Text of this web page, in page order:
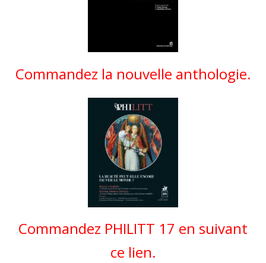
Commandez la nouvelle anthologie.
Commandez PHILITT 17 en suivant
ce lien.